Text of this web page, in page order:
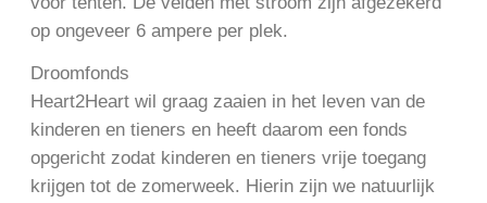
op ongeveer 6 ampere per plek.
Droomfonds
Heart2Heart wil graag zaaien in het leven van de
kinderen en tieners en heeft daarom een fonds
opgericht zodat kinderen en tieners vrije toegang
krijgen tot de zomerweek. Hierin zijn we natuurlijk